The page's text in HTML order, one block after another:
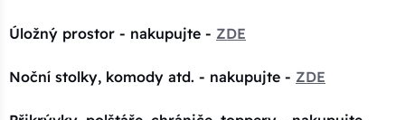
Úložný prostor - nakupujte - ZDE
Noční stolky, komody atd. - nakupujte - ZDE